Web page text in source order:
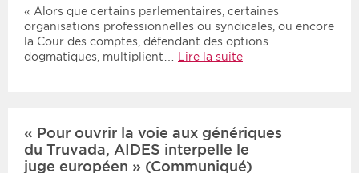
« Alors que certains parlementaires, certaines
organisations professionnelles ou syndicales, ou encore
la Cour des comptes, défendant des options
dogmatiques, multiplient…
Lire la suite
« Pour ouvrir la voie aux génériques
du Truvada, AIDES interpelle le
juge européen » (Communiqué)